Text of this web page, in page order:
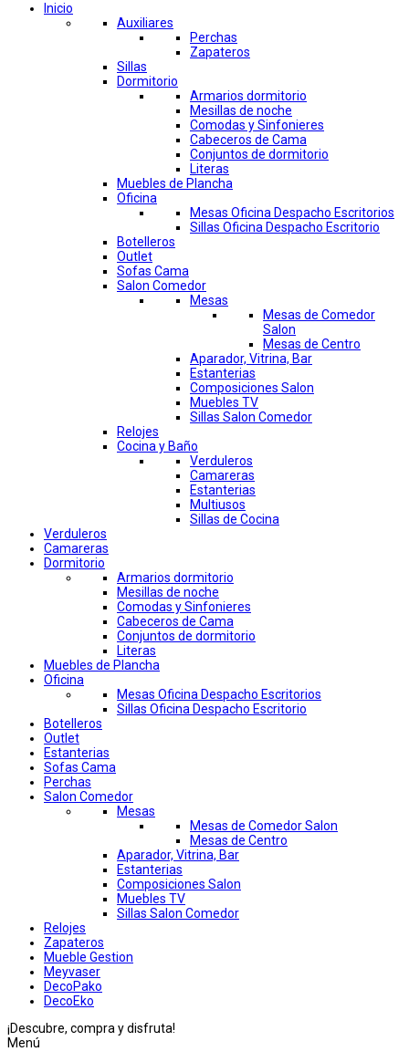
Inicio
Auxiliares
Perchas
Zapateros
Sillas
Dormitorio
Armarios dormitorio
Mesillas de noche
Comodas y Sinfonieres
Cabeceros de Cama
Conjuntos de dormitorio
Literas
Muebles de Plancha
Oficina
Mesas Oficina Despacho Escritorios
Sillas Oficina Despacho Escritorio
Botelleros
Outlet
Sofas Cama
Salon Comedor
Mesas
Mesas de Comedor
Salon
Mesas de Centro
Aparador, Vitrina, Bar
Estanterias
Composiciones Salon
Muebles TV
Sillas Salon Comedor
Relojes
Cocina y Baño
Verduleros
Camareras
Estanterias
Multiusos
Sillas de Cocina
Verduleros
Camareras
Dormitorio
Armarios dormitorio
Mesillas de noche
Comodas y Sinfonieres
Cabeceros de Cama
Conjuntos de dormitorio
Literas
Muebles de Plancha
Oficina
Mesas Oficina Despacho Escritorios
Sillas Oficina Despacho Escritorio
Botelleros
Outlet
Estanterias
Sofas Cama
Perchas
Salon Comedor
Mesas
Mesas de Comedor Salon
Mesas de Centro
Aparador, Vitrina, Bar
Estanterias
Composiciones Salon
Muebles TV
Sillas Salon Comedor
Relojes
Zapateros
Mueble Gestion
Meyvaser
DecoPako
DecoEko
¡Descubre, compra y disfruta!
Menú